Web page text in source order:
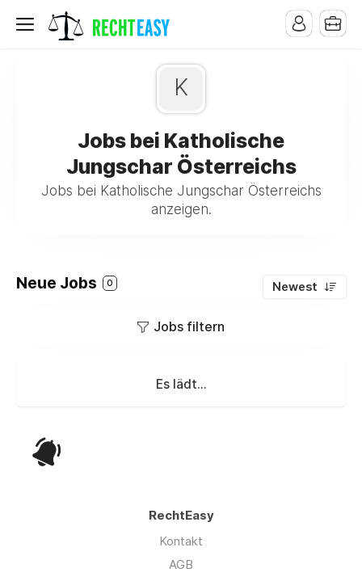
K
Jobs bei Katholische
Jungschar Österreichs
Jobs bei Katholische Jungschar Österreichs
anzeigen.
Neue Jobs 0 Newest
Jobs filtern
Es lädt...
RechtEasy
Kontakt
AGB